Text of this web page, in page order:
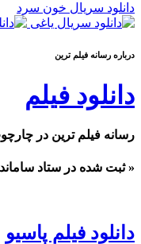
دانلود سریال خون سرد
درباره رسانه فيلم ترين
دانلود فیلم
رسانه فیلم ترین در
« ثبت شده در ستاد
دانلود فیلم پاسیو